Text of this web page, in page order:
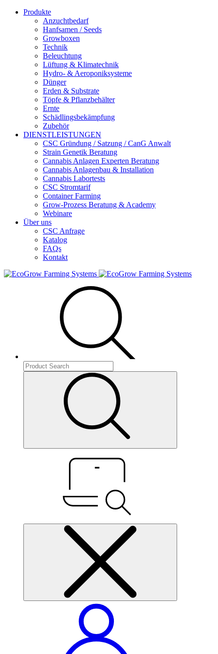
Produkte
Anzuchtbedarf
Hanfsamen / Seeds
Growboxen
Technik
Beleuchtung
Lüftung & Klimatechnik
Hydro- & Aeroponiksysteme
Dünger
Erden & Substrate
Töpfe & Pflanzbehälter
Ernte
Schädlingsbekämpfung
Zubehör
DIENSTLEISTUNGEN
CSC Gründung / Satzung / CanG Anwalt
Strain Genetik Beratung
Cannabis Anlagen Experten Beratung
Cannabis Anlagenbau & Installation
Cannabis Labortests
CSC Stromtarif
Container Farming
Grow-Prozess Beratung & Academy
Webinare
Über uns
CSC Anfrage
Katalog
FAQs
Kontakt